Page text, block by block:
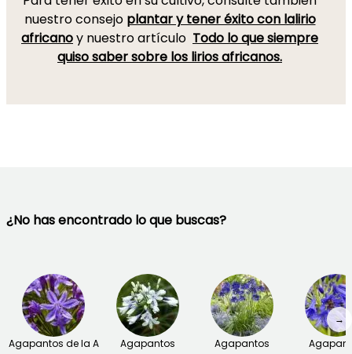
nuestro consejo plantar y tener éxito con lalirio
africanoy nuestro artículo Todo lo que siempre
quiso saber sobre los lirios africanos.
¿No has encontrado lo que buscas?
Agapantos de la A
Agapantos
Agapantos
→